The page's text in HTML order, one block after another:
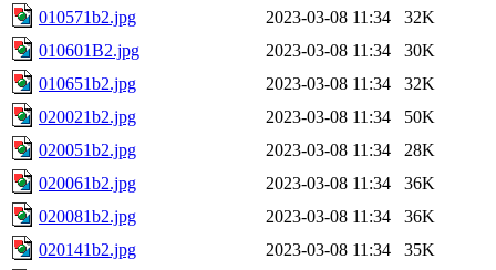
010571b2.jpg
2023-03-08 11:34
32K
010601B2.jpg
2023-03-08 11:34
30K
010651b2.jpg
2023-03-08 11:34
32K
020021b2.jpg
2023-03-08 11:34
50K
020051b2.jpg
2023-03-08 11:34
28K
020061b2.jpg
2023-03-08 11:34
36K
020081b2.jpg
2023-03-08 11:34
36K
020141b2.jpg
2023-03-08 11:34
35K